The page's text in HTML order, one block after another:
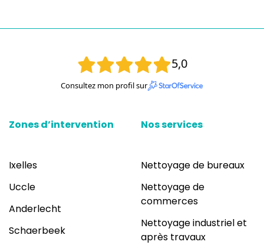
5,0
Consultez mon profil sur
Zones d’intervention
Ixelles
Uccle
Anderlecht
Schaerbeek
Nos services
Nettoyage de bureaux
Nettoyage de
commerces
Nettoyage industriel et
après travaux